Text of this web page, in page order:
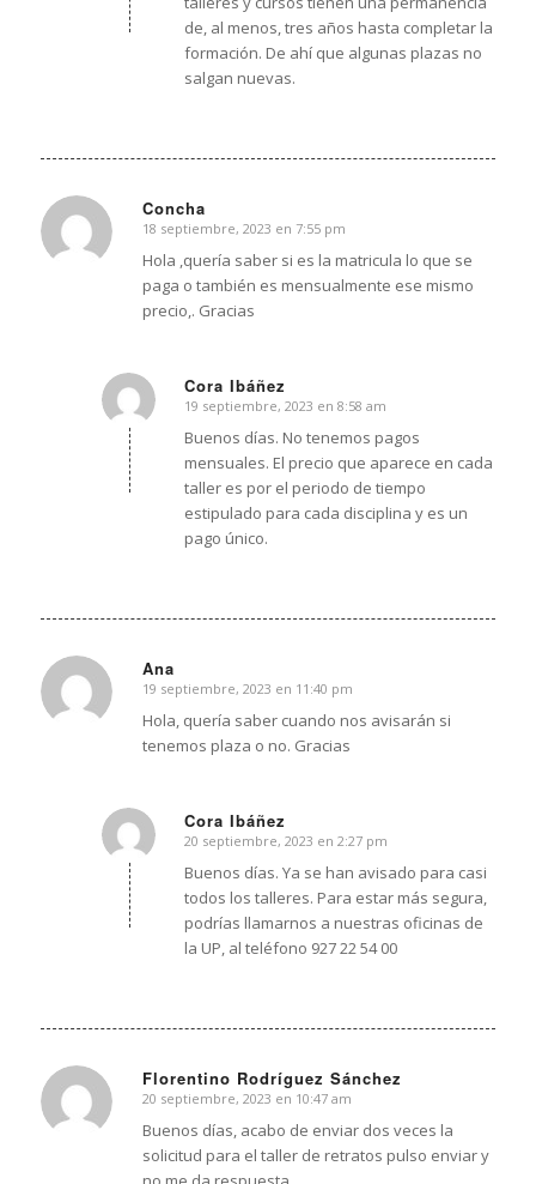
de, al menos, tres años hasta completar la
formación. De ahí que algunas plazas no
salgan nuevas.
Concha
Dice:
18 septiembre, 2023 en 7:55 pm
Hola ,quería saber si es la matricula lo que se
paga o también es mensualmente ese mismo
precio,. Gracias
Cora Ibáñez
Dice:
19 septiembre, 2023 en 8:58 am
Buenos días. No tenemos pagos
mensuales. El precio que aparece en cada
taller es por el periodo de tiempo
estipulado para cada disciplina y es un
pago único.
Ana
Dice:
19 septiembre, 2023 en 11:40 pm
Hola, quería saber cuando nos avisarán si
tenemos plaza o no. Gracias
Cora Ibáñez
Dice:
20 septiembre, 2023 en 2:27 pm
Buenos días. Ya se han avisado para casi
todos los talleres. Para estar más segura,
podrías llamarnos a nuestras oficinas de
la UP, al teléfono 927 22 54 00
Florentino Rodríguez Sánchez
Dice:
20 septiembre, 2023 en 10:47 am
Buenos días, acabo de enviar dos veces la
solicitud para el taller de retratos pulso enviar y